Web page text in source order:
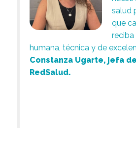
salud
que
reciba
humana, técnica y de
Constanza Ugarte, jefa
RedSalud.